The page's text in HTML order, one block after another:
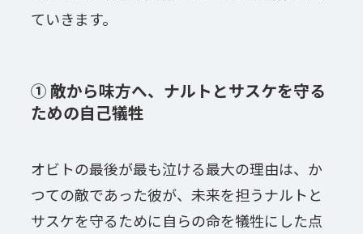
ていきます。
① 敵から味方へ、ナルトとサスケを守る
ための自己犠牲
オビトの最後が最も泣ける最大の理由は、か
つての敵であった彼が、未来を担うナルトと
サスケを守るために自らの命を犠牲にした点